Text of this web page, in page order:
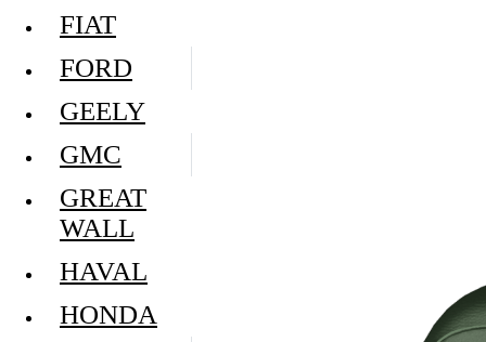
FIAT
FORD
GEELY
GMC
GREAT
WALL
HAVAL
HONDA